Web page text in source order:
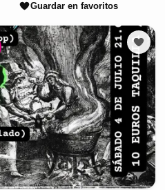
Guardar en favoritos